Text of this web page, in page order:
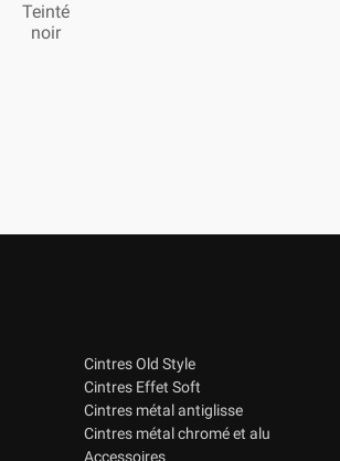
Teinté
noir
Cintres Old Style
Cintres Effet Soft
Cintres métal antiglisse
Cintres métal chromé et alu
Accessoires